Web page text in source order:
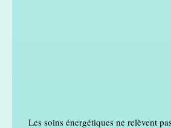
Les soins énergétiques ne relèvent